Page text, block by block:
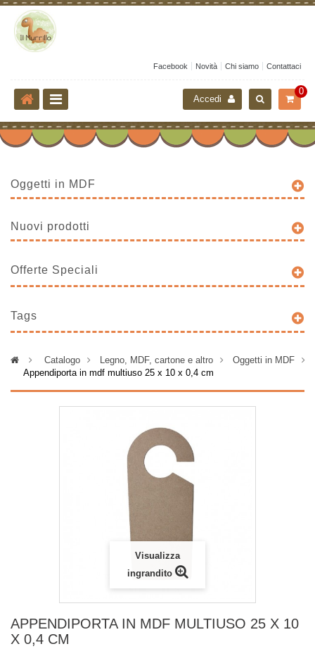
Facebook Novità Chi siamo Contattaci
0
Accedi
Oggetti in MDF
Nuovi prodotti
Offerte Speciali
Tags
> Catalogo > Legno, MDF, cartone e altro >
Oggetti in MDF
Appendiporta in mdf multiuso 25 x 10 x 0,4 cm
Visualizza
ingrandito
APPENDIPORTA IN MDF MULTIUSO 25 X 10
X 0,4 CM